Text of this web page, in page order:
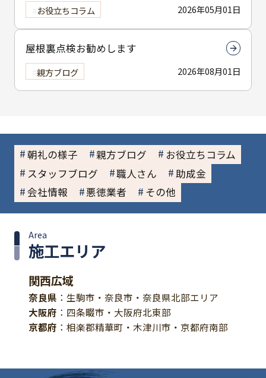
2026年05月01日
お役立ちコラム
屋根裏点検お勧めします
2026年08月01日
親方ブログ
朝礼の様子 親方ブログ
お役立ちコラム
スタッフブログ
職人さん
助成金
会社情報
悪徳業者 その他
施工エリア
Area
関西広域
奈良県 ：生駒市・奈良市・奈良県北部エリア
大阪府 ：四条畷市・大阪府北東部
京都府 ：相楽郡精華町・木津川市・京都府南部